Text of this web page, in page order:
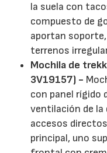
la suela con
compuesto de
aportan
terrenos
Mochila de
3V19157) -
con panel rígido
ventilación de la
accesos
principal, uno